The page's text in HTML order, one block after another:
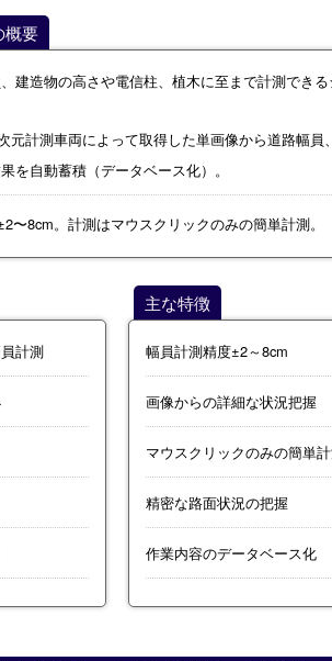
概要
建造物の高さや電信柱、植木に至まで計測でき
元計測車両によって取得した単画像から道路幅
を自動蓄積（データベース化）。
〜8cm。計測はマウスクリックのみの簡単計測。
計測
主な特徴
幅員計測精度±2～8cm
画像からの詳細な状況把握
マウスクリックのみの簡単
精密な路面状況の把握
作業内容のデータベース化